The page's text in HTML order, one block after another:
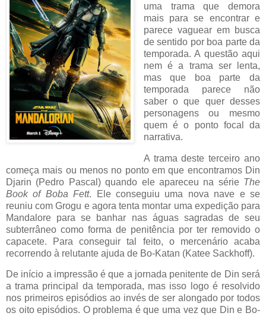
uma trama que demora
mais para se encontrar e
parece vaguear em busca
de sentido por boa parte da
temporada. A questão aqui
nem é a trama ser lenta,
mas que boa parte da
temporada parece não
saber o que quer desses
personagens ou mesmo
quem é o ponto focal da
narrativa.
A trama deste terceiro ano
começa mais ou menos no ponto em que encontramos Din
Djarin (Pedro Pascal) quando ele apareceu na série The
Book of Boba Fett. Ele conseguiu uma nova nave e se
reuniu com Grogu e agora tenta montar uma expedição para
Mandalore para se banhar nas águas sagradas de seu
subterrâneo como forma de penitência por ter removido o
capacete. Para conseguir tal feito, o mercenário acaba
recorrendo à relutante ajuda de Bo-Katan (Katee Sackhoff).
De início a impressão é que a jornada penitente de Din será
a trama principal da temporada, mas isso logo é resolvido
nos primeiros episódios ao invés de ser alongado por todos
os oito episódios. O problema é que uma vez que Din e Bo-